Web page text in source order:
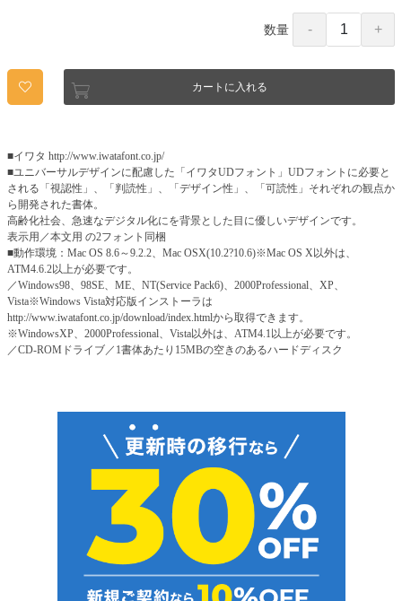
数量
カートに入れる
■イワタ http://www.iwatafont.co.jp/
■ユニバーサルデザインに配慮した「イワタUDフォント」UDフォントに必要と
される「視認性」、「判読性」、「デザイン性」、「可読性」それぞれの観点か
ら開発された書体。
高齢化社会、急速なデジタル化にを背景とした目に優しいデザインです。
表示用／本文用 の2フォント同梱
■動作環境：Mac OS 8.6～9.2.2、Mac OSX(10.2?10.6)※Mac OS X以外は、
ATM4.6.2以上が必要です。
／Windows98、98SE、ME、NT(Service Pack6)、2000Professional、XP、
Vista※Windows Vista対応版インストーラは
http://www.iwatafont.co.jp/download/index.htmlから取得できます。
※WindowsXP、2000Professional、Vista以外は、ATM4.1以上が必要です。
／CD-ROMドライブ／1書体あたり15MBの空きのあるハードディスク